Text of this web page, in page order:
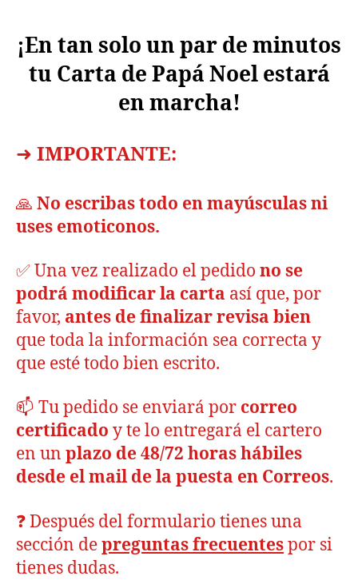
¡En tan solo un par de minutos
tu Carta de Papá Noel estará
en marcha!
➜ IMPORTANTE:
🙏 No escribas todo en mayúsculas ni
uses emoticonos.
✅ Una vez realizado el pedido no se
podrá modificar la carta así que, por
favor, antes de finalizar revisa bien
que toda la información sea correcta y
que esté todo bien escrito.
📫 Tu pedido se enviará por correo
certificado y te lo entregará el cartero
en un plazo de 48/72 horas hábiles
desde el mail de la puesta en Correos.
❓ Después del formulario tienes una
sección depreguntas frecuentespor si
tienes dudas.